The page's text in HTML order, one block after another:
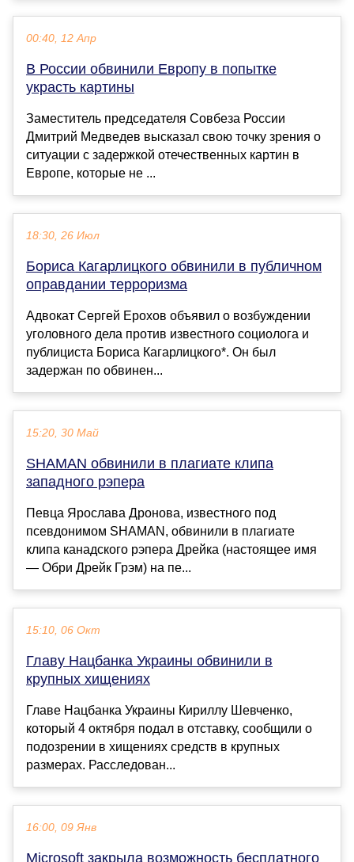
00:40, 12 Апр
В России обвинили Европу в попытке
украсть картины
Заместитель председателя Совбеза России
Дмитрий Медведев высказал свою точку зрения о
ситуации с задержкой отечественных картин в
Европе, которые не ...
18:30, 26 Июл
Бориса Кагарлицкого обвинили в публичном
оправдании терроризма
Адвокат Сергей Ерохов объявил о возбуждении
уголовного дела против известного социолога и
публициста Бориса Кагарлицкого*. Он был
задержан по обвинен...
15:20, 30 Май
SHAMAN обвинили в плагиате клипа
западного рэпера
Певца Ярослава Дронова, известного под
псевдонимом SHAMAN, обвинили в плагиате
клипа канадского рэпера Дрейка (настоящее имя
— Обри Дрейк Грэм) на пе...
15:10, 06 Окт
Главу Нацбанка Украины обвинили в
крупных хищениях
Главе Нацбанка Украины Кириллу Шевченко,
который 4 октября подал в отставку, сообщили о
подозрении в хищениях средств в крупных
размерах. Расследован...
16:00, 09 Янв
Microsoft закрыла возможность бесплатного